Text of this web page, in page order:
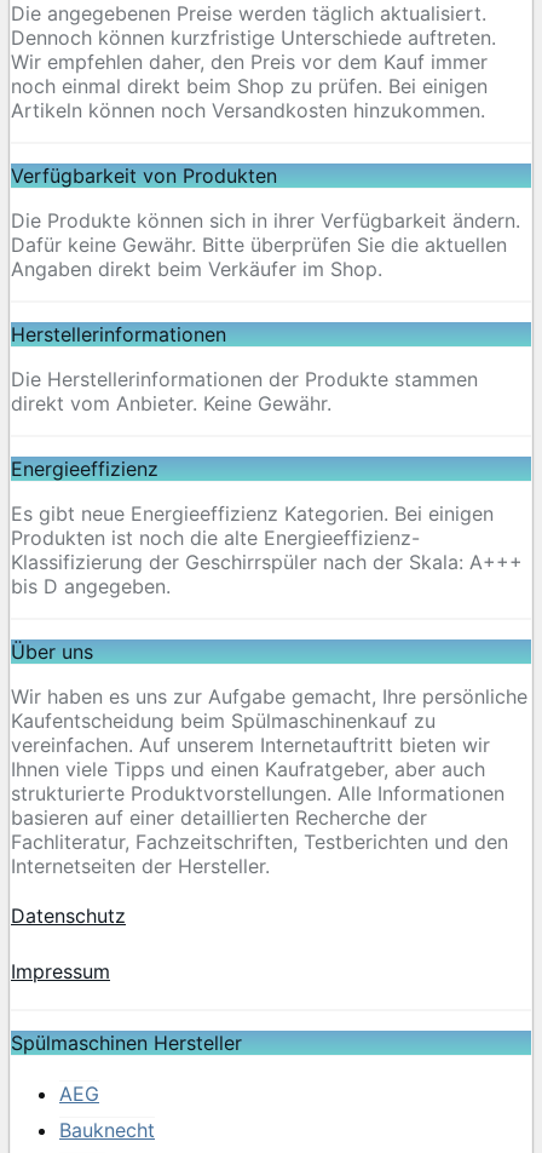
Die angegebenen Preise werden täglich aktualisiert.
Dennoch können kurzfristige Unterschiede auftreten.
Wir empfehlen daher, den Preis vor dem Kauf immer
noch einmal direkt beim Shop zu prüfen. Bei einigen
Artikeln können noch Versandkosten hinzukommen.
Verfügbarkeit von Produkten
Die Produkte können sich in ihrer Verfügbarkeit ändern.
Dafür keine Gewähr. Bitte überprüfen Sie die aktuellen
Angaben direkt beim Verkäufer im Shop.
Herstellerinformationen
Die Herstellerinformationen der Produkte stammen
direkt vom Anbieter. Keine Gewähr.
Energieeffizienz
Es gibt neue Energieeffizienz Kategorien. Bei einigen
Produkten ist noch die alte Energieeffizienz-
Klassifizierung der Geschirrspüler nach der Skala: A+++
bis D angegeben.
Über uns
Wir haben es uns zur Aufgabe gemacht, Ihre persönliche
Kaufentscheidung beim Spülmaschinenkauf zu
vereinfachen. Auf unserem Internetauftritt bieten wir
Ihnen viele Tipps und einen Kaufratgeber, aber auch
strukturierte Produktvorstellungen. Alle Informationen
basieren auf einer detaillierten Recherche der
Fachliteratur, Fachzeitschriften, Testberichten und den
Internetseiten der Hersteller.
Datenschutz
Impressum
Spülmaschinen Hersteller
AEG
Bauknecht